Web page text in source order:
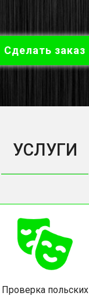
Сделать заказ
УСЛУГИ
Проверка польских